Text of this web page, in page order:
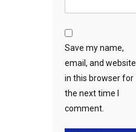
Save my name,
email, and website
in this browser for
the next time I
comment.